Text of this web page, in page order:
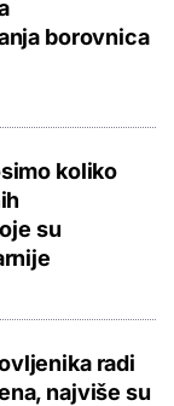
borovnica
koliko
su
radi
najviše su